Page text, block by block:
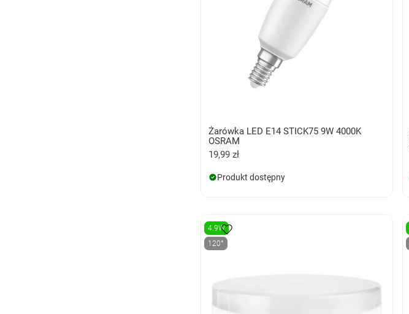
Żarówka LED E14 STICK75 9W 4000K
OSRAM
19,99 zł
Produkt dostępny
4.9W
120°